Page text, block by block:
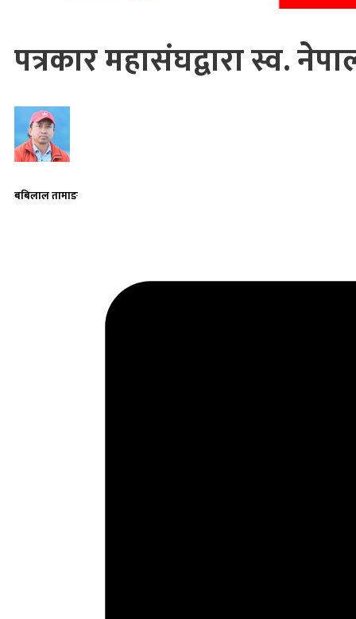
पत्रकार महासंघद्वारा स्व.
बबिलाल तामाङ